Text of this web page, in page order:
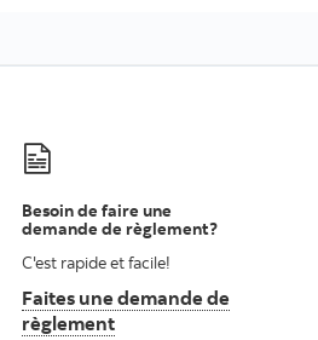
de demandez une soumission
Besoin de faire une
demande de règlement?
C'est rapide et facile!
Faites une demande de
règlementLa page de demandez de